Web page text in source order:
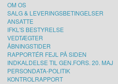
OM OS
SALG & LEVERINGSBETINGELSER
ANSATTE
IFKL'S BESTYRELSE
VEDTÆGTER
ÅBNINGSTIDER
RAPPORTÉR FEJL PÅ SIDEN
INDKALDELSE TIL GEN.FORS. 20. MAJ
PERSONDATA-POLITIK
KONTROLRAPPORT